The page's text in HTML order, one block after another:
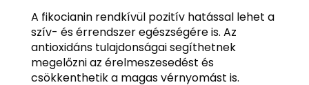
A fikocianin rendkívül pozitív hatással lehet a
szív- és érrendszer egészségére is. Az
antioxidáns tulajdonságai segíthetnek
megelőzni az érelmeszesedést és
csökkenthetik a magas vérnyomást is.